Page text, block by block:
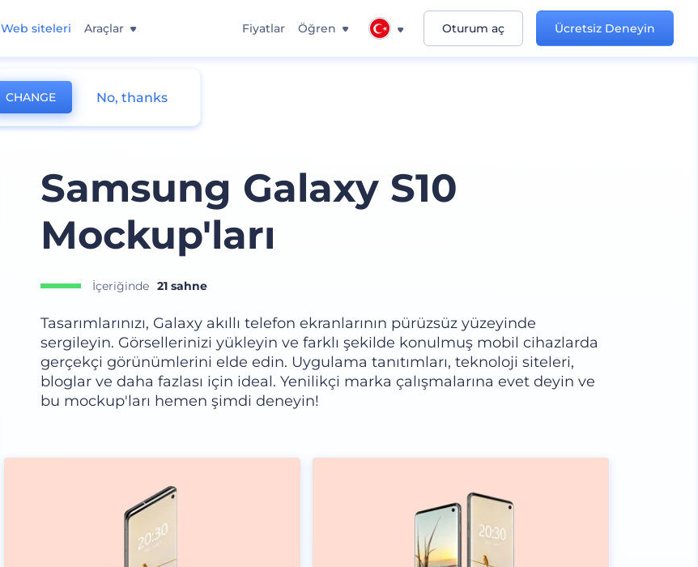
Web siteleri Araçlar Fiyatlar Öğren Oturum aç Ücretsiz Deneyin
Samsung Galaxy S10
Mockup'ları
İçeriğinde 21 sahne
Tasarımlarınızı, Galaxy akıllı telefon ekranlarının pürüzsüz yüzeyinde
sergileyin. Görsellerinizi yükleyin ve farklı şekilde konulmuş mobil cihazlarda
gerçekçi görünümlerini elde edin. Uygulama tanıtımları, teknoloji siteleri,
bloglar ve daha fazlası için ideal. Yenilikçi marka çalışmalarına evet deyin ve
bu mockup'ları hemen şimdi deneyin!
CHANGE No, thanks